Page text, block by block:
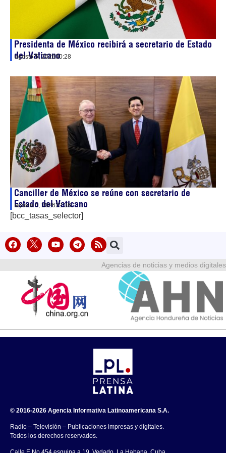
Presidenta de México recibirá a secretario de Estado
del Vaticano
agosto 5, 202600:28
Canciller de México se reúne con secretario de
Estado del Vaticano
agosto 4, 202622:36
[bcc_tasas_selector]
Agencias de noticias y medios digitales
© 2016-2026 Agencia Informativa Latinoamericana S.A.
Radio – Televisión – Publicaciones impresas y digitales.
Todos los derechos reservados.